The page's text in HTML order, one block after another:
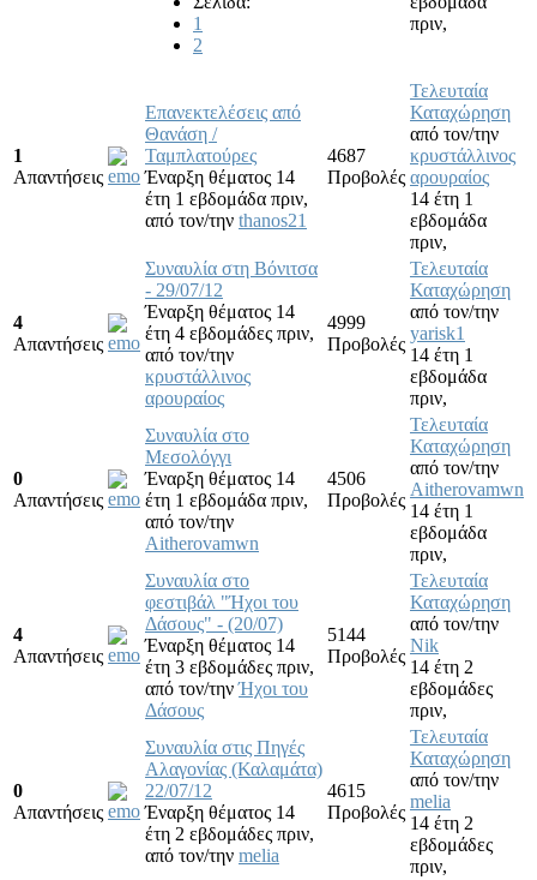
1
2
πριν,
1
Απαντήσεις
Επανεκτελέσεις από
Θανάση /
Ταμπλατούρες
Έναρξη θέματος 14
έτη 1 εβδομάδα πριν,
από τον/την thanos21
4687
Προβολές
Τελευταία
Καταχώρηση
από τον/την
κρυστάλλινος
αρουραίος
14 έτη 1
εβδομάδα
πριν,
4
Απαντήσεις
Συναυλία στη Βόνιτσα
- 29/07/12
Έναρξη θέματος 14
έτη 4 εβδομάδες πριν,
από τον/την
κρυστάλλινος
αρουραίος
4999
Προβολές
Τελευταία
Καταχώρηση
από τον/την
yarisk1
14 έτη 1
εβδομάδα
πριν,
0
Απαντήσεις
Συναυλία στο
Μεσολόγγι
Έναρξη θέματος 14
έτη 1 εβδομάδα πριν,
από τον/την
Aitherovamwn
4506
Προβολές
Τελευταία
Καταχώρηση
από τον/την
Aitherovamwn
14 έτη 1
εβδομάδα
πριν,
4
Απαντήσεις
Συναυλία στο
φεστιβάλ "Ήχοι του
Δάσους" - (20/07)
Έναρξη θέματος 14
έτη 3 εβδομάδες πριν,
από τον/τηνΉχοι του
Δάσους
5144
Προβολές
Τελευταία
Καταχώρηση
από τον/την
Nik
14 έτη 2
εβδομάδες
πριν,
0
Απαντήσεις
Συναυλία στις Πηγές
Αλαγονίας (Καλαμάτα)
22/07/12
Έναρξη θέματος 14
έτη 2 εβδομάδες πριν,
από τον/την melia
4615
Προβολές
Τελευταία
Καταχώρηση
από τον/την
melia
14 έτη 2
εβδομάδες
πριν,